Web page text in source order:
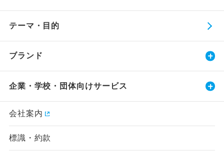
テーマ・目的
ブランド
企業・学校・団体向けサービス
会社案内
標識・約款